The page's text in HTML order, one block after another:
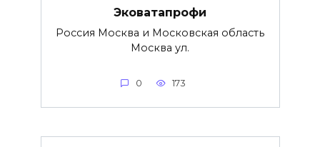
Эковатапрофи
Россия Москва и Московская область
Москва ул.
0 173